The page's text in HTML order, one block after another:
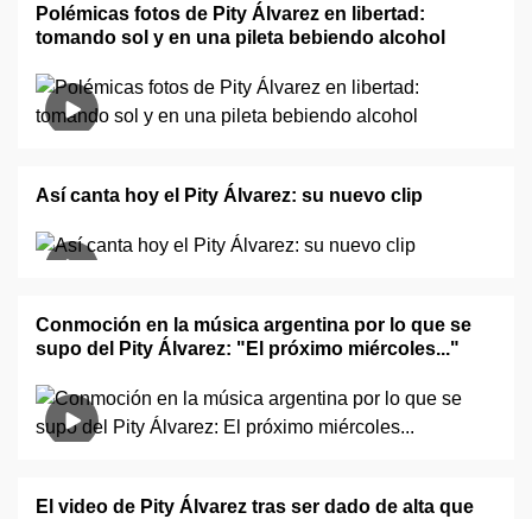
Polémicas fotos de Pity Álvarez en libertad:
tomando sol y en una pileta bebiendo alcohol
Así canta hoy el Pity Álvarez: su nuevo clip
Conmoción en la música argentina por lo que se
supo del Pity Álvarez: "El próximo miércoles..."
El video de Pity Álvarez tras ser dado de alta que